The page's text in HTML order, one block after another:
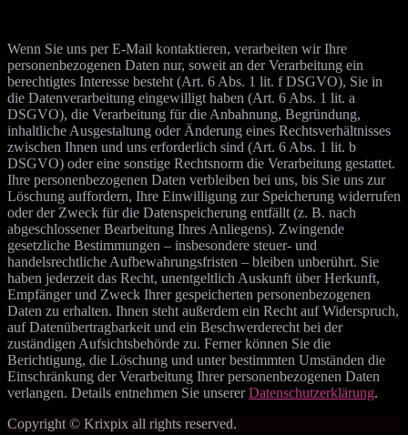
Wenn Sie uns per E-Mail kontaktieren, verarbeiten wir Ihre
personenbezogenen Daten nur, soweit an der Verarbeitung ein
berechtigtes Interesse besteht (Art. 6 Abs. 1 lit. f DSGVO), Sie in
die Datenverarbeitung eingewilligt haben (Art. 6 Abs. 1 lit. a
DSGVO), die Verarbeitung für die Anbahnung, Begründung,
inhaltliche Ausgestaltung oder Änderung eines Rechtsverhältnisses
zwischen Ihnen und uns erforderlich sind (Art. 6 Abs. 1 lit. b
DSGVO) oder eine sonstige Rechtsnorm die Verarbeitung gestattet.
Ihre personenbezogenen Daten verbleiben bei uns, bis Sie uns zur
Löschung auffordern, Ihre Einwilligung zur Speicherung widerrufen
oder der Zweck für die Datenspeicherung entfällt (z. B. nach
abgeschlossener Bearbeitung Ihres Anliegens). Zwingende
gesetzliche Bestimmungen – insbesondere steuer- und
handelsrechtliche Aufbewahrungsfristen – bleiben unberührt. Sie
haben jederzeit das Recht, unentgeltlich Auskunft über Herkunft,
Empfänger und Zweck Ihrer gespeicherten personenbezogenen
Daten zu erhalten. Ihnen steht außerdem ein Recht auf Widerspruch,
auf Datenübertragbarkeit und ein Beschwerderecht bei der
zuständigen Aufsichtsbehörde zu. Ferner können Sie die
Berichtigung, die Löschung und unter bestimmten Umständen die
Einschränkung der Verarbeitung Ihrer personenbezogenen Daten
verlangen. Details entnehmen Sie unsererDatenschutzerklärung.
Copyright © Krixpix all rights reserved.